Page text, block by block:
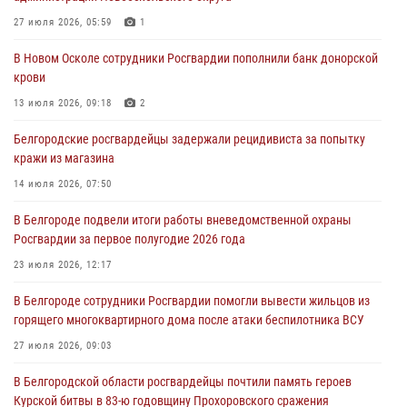
01 августа 2026, 19:35
Ведомственная акция «Каникулы с Росгвардией» прошла в
пришкольном лагере Старого Оскола
31 июля 2026, 08:38 2
Росгвардейцы проверяют готовность школ к началу учебного года
в Яковлевском и Прохоровском округах
30 июля 2026, 14:53
Белгородские росгвардейцы проверяют избирательные участки
накануне выборов
30 июля 2026, 06:13
27 июля 2026, 05:59 1
В Новом Осколе сотрудники Росгвардии пополнили банк донорской
крови
13 июля 2026, 09:18 2
Белгородские росгвардейцы задержали рецидивиста за попытку
кражи из магазина
14 июля 2026, 07:50
В Белгороде подвели итоги работы вневедомственной охраны
Росгвардии за первое полугодие 2026 года
23 июля 2026, 12:17
В Белгороде сотрудники Росгвардии помогли вывести жильцов из
горящего многоквартирного дома после атаки беспилотника ВСУ
27 июля 2026, 09:03
В Белгородской области росгвардейцы почтили память героев
Курской битвы в 83-ю годовщину Прохоровского сражения